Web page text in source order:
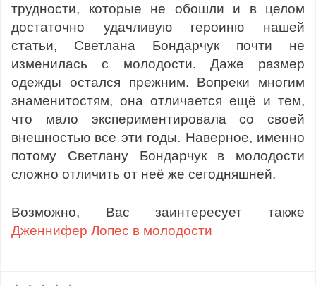
трудности, которые не обошли и в целом
достаточно удачливую героиню нашей
статьи, Светлана Бондарчук почти не
изменилась с молодости. Даже размер
одежды остался прежним. Вопреки многим
знаменитостям, она отличается ещё и тем,
что мало экспериментировала со своей
внешностью все эти годы. Наверное, именно
потому Светлану Бондарчук в молодости
сложно отличить от неё же сегодняшней.
Возможно, Вас заинтересует также
Дженнифер Лопес в молодости